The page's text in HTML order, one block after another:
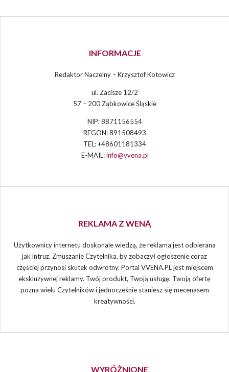
INFORMACJE
Redaktor Naczelny – Krzysztof Kotowicz
ul. Zacisze 12/2
57 – 200 Ząbkowice Śląskie
NIP: 8871156554
REGON: 891508493
TEL: +48601181334
E-MAIL:info@vvena.pl
REKLAMA Z WENĄ
Użytkownicy internetu doskonale wiedzą, że reklama jest odbierana
jak intruz. Zmuszanie Czytelnika, by zobaczył ogłoszenie coraz
częściej przynosi skutek odwrotny. Portal VVENA.PL jest miejscem
ekskluzywnej reklamy. Twój produkt, Twoją usługę, Twoją ofertę
pozna wielu Czytelników i jednocześnie staniesz się mecenasem
kreatywności.
WYRÓŻNIONE